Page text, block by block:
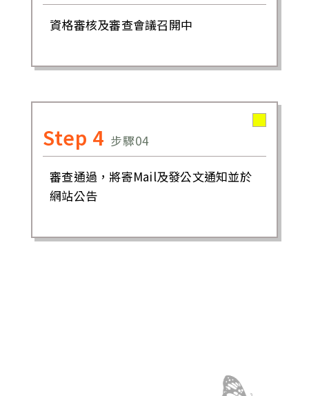
資格審核及審查會議召開中
Step 4 步驟04
審查通過，將寄Mail及發公文通知並於
網站公告